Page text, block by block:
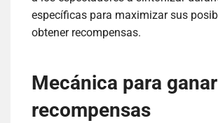
específicas para maximizar sus
obtener recompensas.
Mecánica para ganar
recompensas